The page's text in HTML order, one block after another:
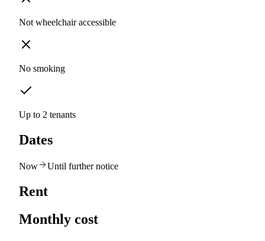
Not wheelchair accessible
No smoking
Up to 2 tenants
Dates
Now Until further notice
Rent
Monthly cost